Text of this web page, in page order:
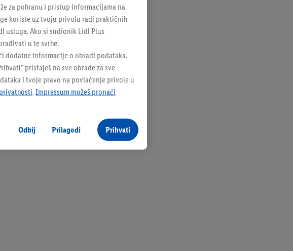
za pohranu i pristup informacijama na
koriste uz tvoju privolu radi praktičnih
usluga. Ako si sudionik Lidl Plus
u te svrhe.
dodatne informacije o obradi podataka.
pristaješ na sve obrade za sve
i tvoje pravo na povlačenje privole u
.Impressum možeš pronaći
Odbij Prilagodi Prihvati